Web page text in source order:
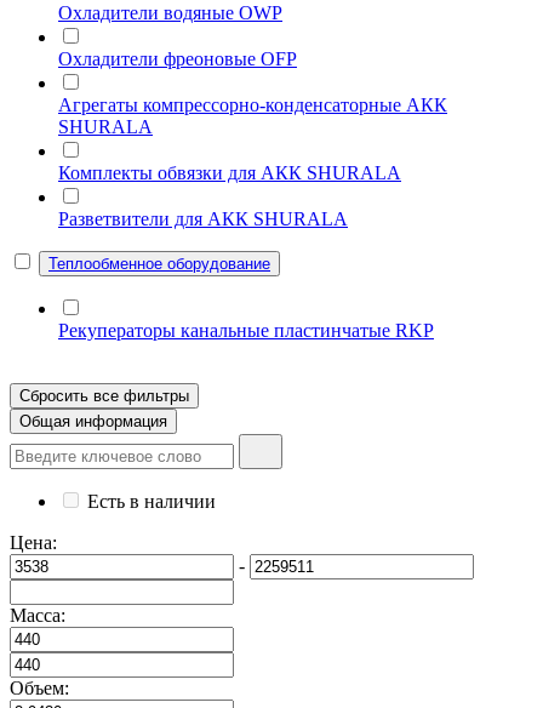
Охладители водяные OWP
Охладители фреоновые OFP
Агрегаты компрессорно-конденсаторные АКК
SHURALA
Комплекты обвязки для АКК SHURALA
Разветвители для АКК SHURALA
Теплообменное оборудование
Рекуператоры канальные пластинчатые RKP
Сбросить все фильтры
Общая информация
Есть в наличии
Цена:
-
Масса:
Объем: